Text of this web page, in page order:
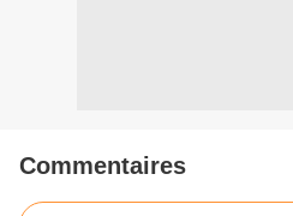
Commentaires